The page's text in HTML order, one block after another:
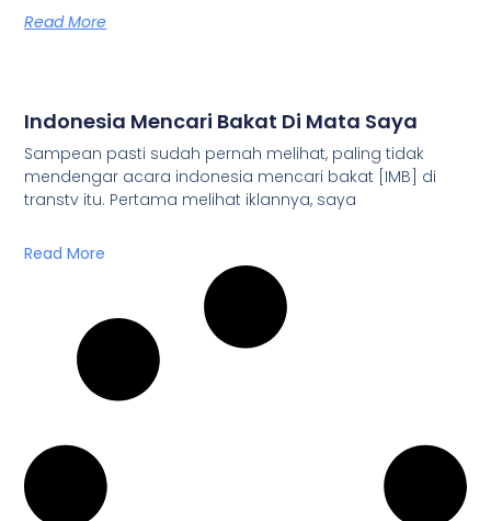
Read More
Indonesia Mencari Bakat Di Mata Saya
Sampean pasti sudah pernah melihat, paling tidak
mendengar acara indonesia mencari bakat [IMB] di
transtv itu. Pertama melihat iklannya, saya
Read More